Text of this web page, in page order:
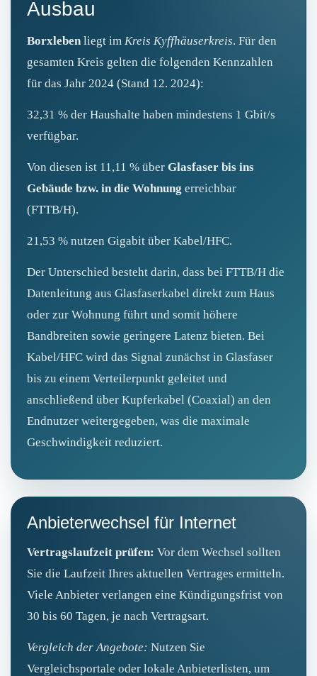
Ausbau
Borxleben liegt im Kreis Kyffhäuserkreis. Für den
gesamten Kreis gelten die folgenden Kennzahlen
für das Jahr 2024 (Stand 12. 2024):
32,31 % der Haushalte haben mindestens 1 Gbit/s
verfügbar.
Von diesen ist 11,11 % über Glasfaser bis ins
Gebäude bzw. in die Wohnung erreichbar
(FTTB/H).
21,53 % nutzen Gigabit über Kabel/HFC.
Der Unterschied besteht darin, dass bei FTTB/H die
Datenleitung aus Glasfaserkabel direkt zum Haus
oder zur Wohnung führt und somit höhere
Bandbreiten sowie geringere Latenz bieten. Bei
Kabel/HFC wird das Signal zunächst in Glasfaser
bis zu einem Verteilerpunkt geleitet und
anschließend über Kupferkabel (Coaxial) an den
Endnutzer weitergegeben, was die maximale
Geschwindigkeit reduziert.
Anbieterwechsel für Internet
Vertragslaufzeit prüfen: Vor dem Wechsel sollten
Sie die Laufzeit Ihres aktuellen Vertrages ermitteln.
Viele Anbieter verlangen eine Kündigungsfrist von
30 bis 60 Tagen, je nach Vertragsart.
Vergleich der Angebote: Nutzen Sie
Vergleichsportale oder lokale Anbieterlisten, um